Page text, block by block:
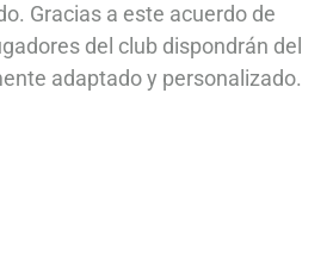
Gracias a este acuerdo de
del club dispondrán del
adaptado y personalizado.